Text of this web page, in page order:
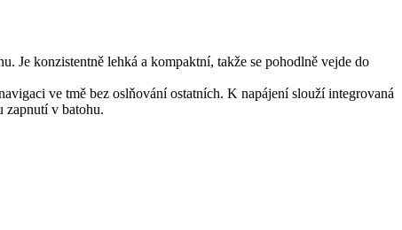
Je konzistentně lehká a kompaktní, takže se pohodlně vejde do
ve tmě bez oslňování ostatních. K napájení slouží integrovaná
zapnutí v batohu.